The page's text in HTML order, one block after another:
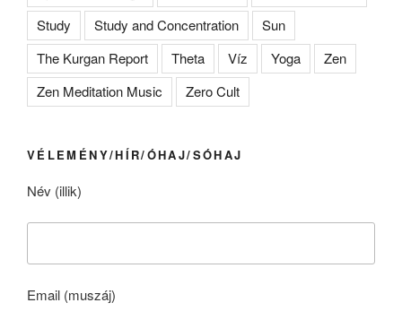
Study
Study and Concentration
Sun
The Kurgan Report
Theta Víz Yoga
Zen
Zen Meditation Music
Zero Cult
VÉLEMÉNY/HÍR/ÓHAJ/SÓHAJ
Név (illik)
Email (muszáj)